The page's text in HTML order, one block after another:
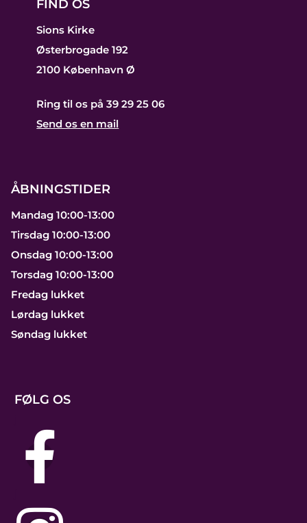
FIND OS
Sions Kirke
Østerbrogade 192
2100 København Ø
Ring til os på 39 29 25 06
Send os en mail
ÅBNINGSTIDER
Mandag 10:00-13:00
Tirsdag 10:00-13:00
Onsdag 10:00-13:00
Torsdag 10:00-13:00
Fredag lukket
Lørdag lukket
Søndag lukket
FØLG OS